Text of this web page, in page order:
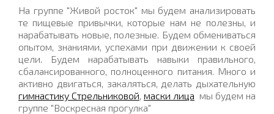
На группе "Живой росток" мы будем анализировать
те пищевые привычки, которые нам не полезны, и
нарабатывать новые, полезные. Будем обмениваться
опытом, знаниями, успехами при движении к своей
цели. Будем нарабатывать навыки правильного,
сбалансированного, полноценного питания. Много и
активно двигаться, закаляться, делать дыхательную
гимнастику Стрельниковой маски лица мы будем на
группе "Воскресная прогулка"